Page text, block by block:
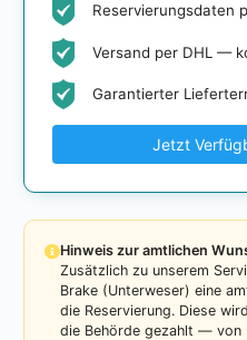
Reservierungsdaten
Versand per DHL —
Garantierter
Jetzt
Hinweis zur amtlichen
Zusätzlich zu unserem
Brake (Unterweser) eine
die Reservierung. Diese
die Behörde gezahlt — von